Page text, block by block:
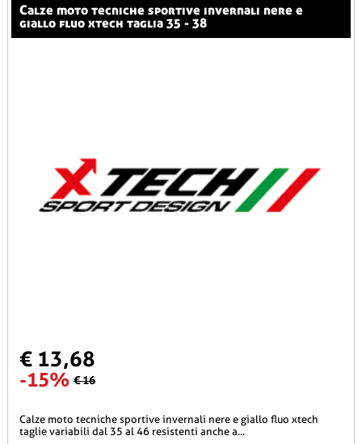
calze moto tecniche sportive invernali nere e
giallo fluo xtech taglia 35 - 38
€ 13,68
-15% € 16
calze moto tecniche sportive invernali nere e giallo fluo xtech
taglie variabili dal 35 al 46 resistenti anche a...